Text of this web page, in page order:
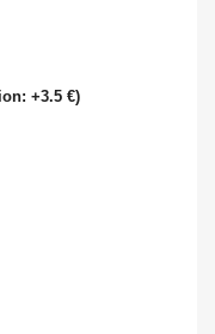
+3.5 €)